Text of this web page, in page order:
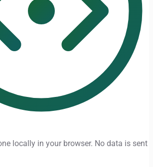
locally in your browser. No data is sent